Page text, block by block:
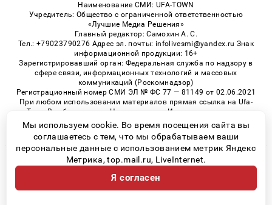
Наименование СМИ: UFA-TOWN
Учредитель: Общество с ограниченной ответственностью
«Лучшие Медиа Решения»
Главный редактор: Самохин А. С.
Тел.: +79023790276 Адрес эл. почты: infolivesmi@yandex.ru Знак
информационной продукции: 16+
Зарегистрировавший орган: Федеральная служба по надзору в
сфере связи, информационных технологий и массовых
коммуникаций (Роскомнадзор)
Регистрационный номер СМИ ЭЛ № ФС 77 — 81149 от 02.06.2021
При любом использовании материалов прямая ссылка на Ufa-
Town.Ru обязательна. Цитирование в Интернете возможно
только при наличии письменного разрешения.
© 2026 «Ufa-Town» | Все права защищены
Возрастная категория сайта 16+
Политика конфиденциальности
Мы используем cookie. Во время посещения сайта вы
соглашаетесь с тем, что мы обрабатываем ваши
персональные данные с использованием метрик Яндекс
Метрика, top.mail.ru, LiveInternet.
Я согласен